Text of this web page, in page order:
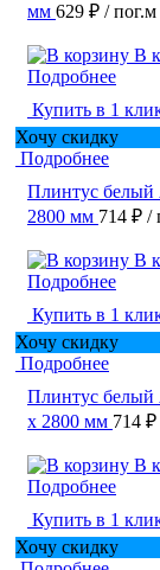
мм 629 ₽ / пог.м
В
Подробнее
Купить в 1
Хочу скидку
Подробнее
Плинтус белый
2800 мм 714 ₽ /
В
Подробнее
Купить в 1
Хочу скидку
Подробнее
Плинтус белый
х 2800 мм 714 ₽
В
Подробнее
Купить в 1
Хочу скидку